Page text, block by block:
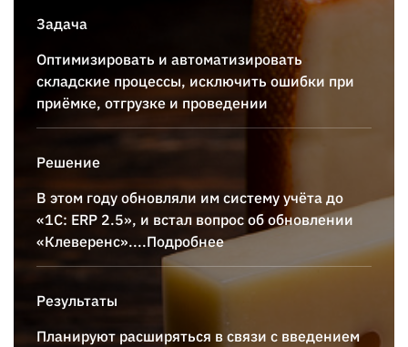
Задача
Оптимизировать и автоматизировать
складские процессы, исключить ошибки при
приёмке, отгрузке и проведении
Решение
В этом году обновляли им систему учёта до
«1С: ERP 2.5», и встал вопрос об обновлении
«Клеверенс»....Подробнее
Результаты
Планируют расширяться в связи с введением